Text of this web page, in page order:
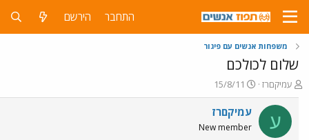
התחבר הירשם
משפחות אנשים עם פיגור
שלום לכולכם
פ
ו
ת
ח
ה
עמיקםרז
פ
ו
ר
ם
15/8/11
ע עמיקםרז
New member